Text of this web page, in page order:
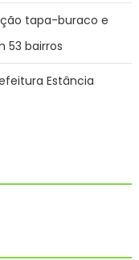
tapa-buraco e
53 bairros
Estância